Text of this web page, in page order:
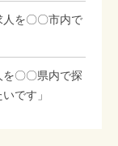
人を〇〇市内で
を〇〇県内で探
です」